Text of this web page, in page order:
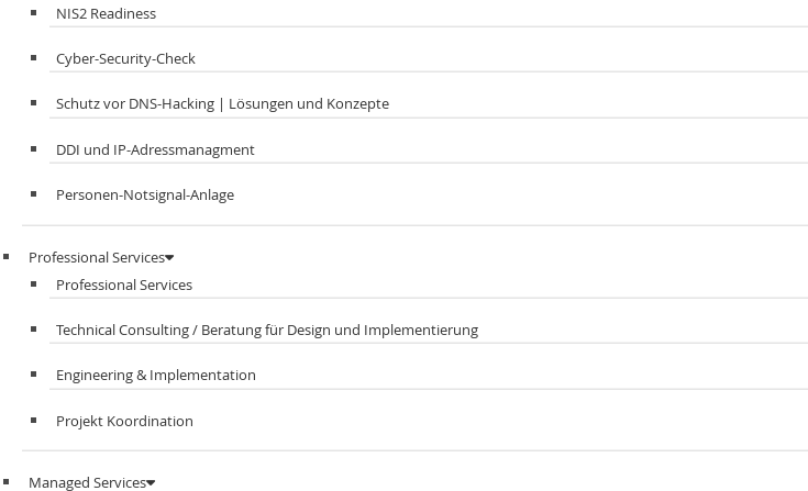
NIS2 Readiness
Cyber-Security-Check
Schutz vor DNS-Hacking | Lösungen und Konzepte
DDI und IP-Adressmanagment​
Personen-Notsignal-Anlage
Professional Services
Professional Services
Technical Consulting / Beratung für Design und Implementierung
Engineering & Implementation
Projekt Koordination
Managed Services